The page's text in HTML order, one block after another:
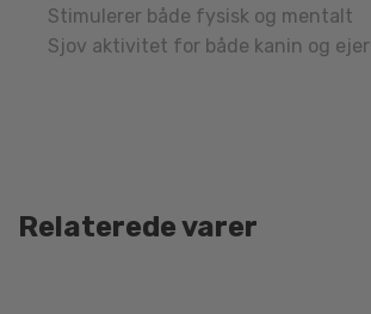
Stimulerer både fysisk og mentalt
Sjov aktivitet for både kanin og ejer
Relaterede varer